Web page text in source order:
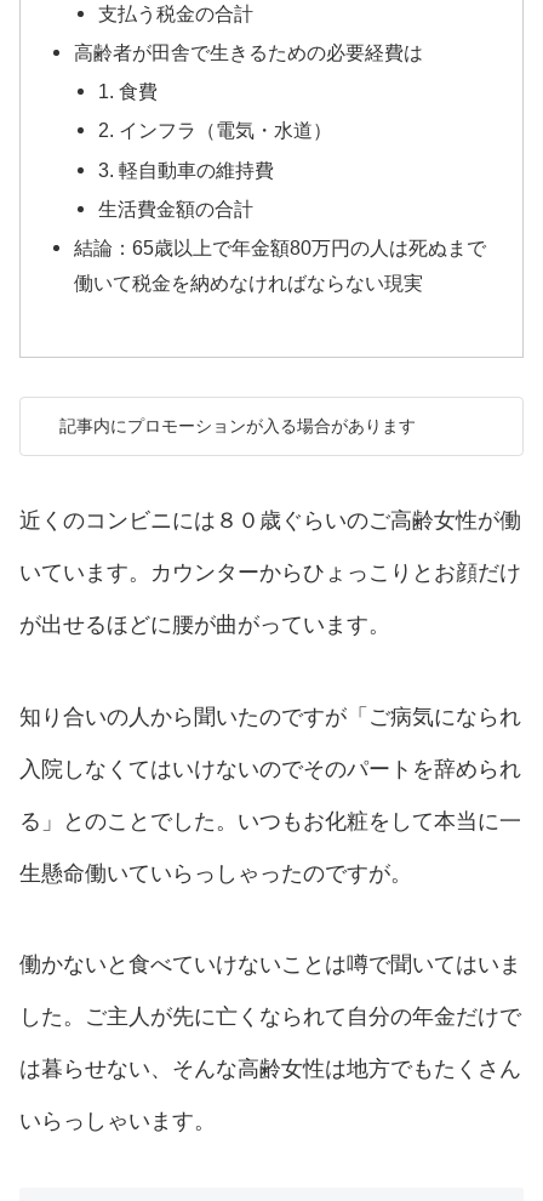
支払う税金の合計
高齢者が田舎で生きるための必要経費は
1. 食費
2. インフラ（電気・水道）
3. 軽自動車の維持費
生活費金額の合計
結論：65歳以上で年金額80万円の人は死ぬまで
働いて税金を納めなければならない現実
記事内にプロモーションが入る場合があります
近くのコンビニには８０歳ぐらいのご高齢女性が働
いています。カウンターからひょっこりとお顔だけ
が出せるほどに腰が曲がっています。
知り合いの人から聞いたのですが「ご病気になられ
入院しなくてはいけないのでそのパートを辞められ
る」とのことでした。いつもお化粧をして本当に一
生懸命働いていらっしゃったのですが。
働かないと食べていけないことは噂で聞いてはいま
した。ご主人が先に亡くなられて自分の年金だけで
は暮らせない、そんな高齢女性は地方でもたくさん
いらっしゃいます。